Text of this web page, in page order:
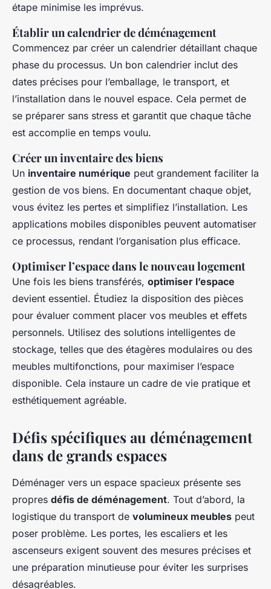
étape minimise les imprévus.
Établir un calendrier de déménagement
Commencez par créer un calendrier détaillant chaque
phase du processus. Un bon calendrier inclut des
dates précises pour l’emballage, le transport, et
l’installation dans le nouvel espace. Cela permet de
se préparer sans stress et garantit que chaque tâche
est accomplie en temps voulu.
Créer un inventaire des biens
Un inventaire numérique peut grandement faciliter la
gestion de vos biens. En documentant chaque objet,
vous évitez les pertes et simplifiez l’installation. Les
applications mobiles disponibles peuvent automatiser
ce processus, rendant l’organisation plus efficace.
Optimiser l’espace dans le nouveau logement
Une fois les biens transférés, optimiser l’espace
devient essentiel. Étudiez la disposition des pièces
pour évaluer comment placer vos meubles et effets
personnels. Utilisez des solutions intelligentes de
stockage, telles que des étagères modulaires ou des
meubles multifonctions, pour maximiser l’espace
disponible. Cela instaure un cadre de vie pratique et
esthétiquement agréable.
Défis spécifiques au déménagement
dans de grands espaces
Déménager vers un espace spacieux présente ses
propres défis de déménagement. Tout d’abord, la
logistique du transport de volumineux meubles peut
poser problème. Les portes, les escaliers et les
ascenseurs exigent souvent des mesures précises et
une préparation minutieuse pour éviter les surprises
désagréables.